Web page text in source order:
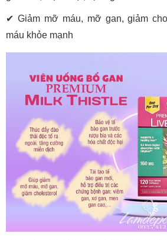
✔ Giảm mỡ máu, mỡ gan, giảm
máu khỏe mạnh